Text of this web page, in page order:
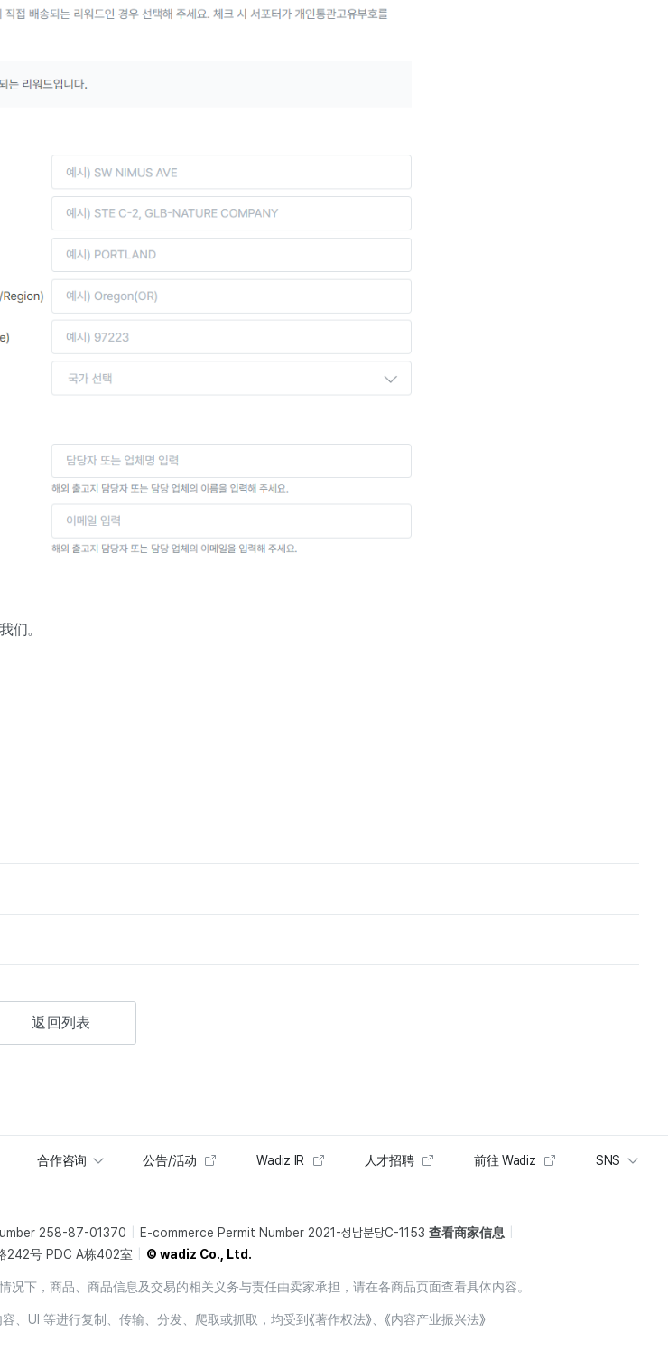
们。
返回列表
合作咨询 公告/活动 Wadiz IR 人才招聘 前往 Wadiz SNS
258-87-01370 E-commerce Permit Number 2021-성남분당C-1153 查看商家信息
242号 PDC A栋402室 © wadiz Co., Ltd.
下，商品、商品信息及交易的相关义务与责任由卖家承担，请在各商品页面查看具体内容。
UI 等进行复制、传输、分发、爬取或抓取，均受到《著作权法》、《内容产业振兴法》